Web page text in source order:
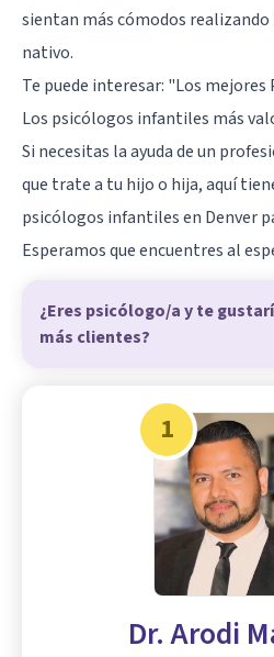
sientan más cómodos
nativo.
Te puede interesar: "Los mejores
Los psicólogos infantiles más
Si necesitas la ayuda de un
que trate a tu hijo o hija, aquí
psicólogos infantiles en Denver
Esperamos que encuentres al
¿Eres psicólogo/a y te
más clientes?
1
Dr. Arodi